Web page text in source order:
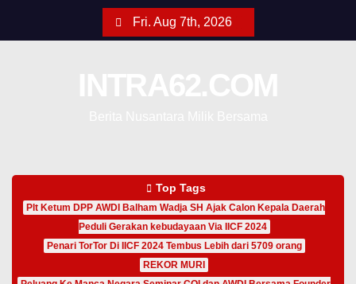
Fri. Aug 7th, 2026
Top Tags
Plt Ketum DPP AWDI Balham Wadja SH Ajak Calon Kepala Daerah
Peduli Gerakan kebudayaan Via IICF 2024
Penari TorTor Di IICF 2024 Tembus Lebih dari 5709 orang
REKOR MURI